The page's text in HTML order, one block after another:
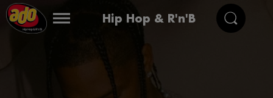
Hip Hop & R'n'B